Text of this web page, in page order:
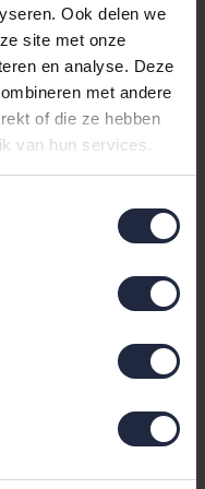
Ook delen we
site met onze
en analyse. Deze
met andere
of die ze hebben
van hun services.
Hoeslaken
400TC 719